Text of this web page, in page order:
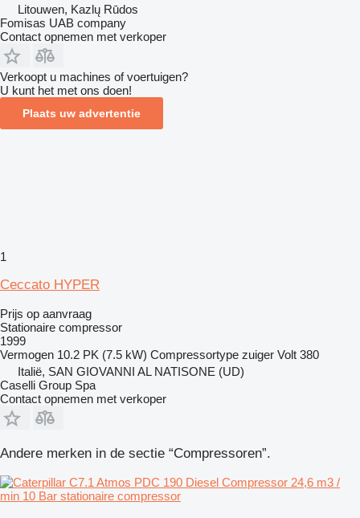
Litouwen, Kazlų Rūdos
Fomisas UAB company
Contact opnemen met verkoper
Verkoopt u machines of voertuigen?
U kunt het met ons doen!
Plaats uw advertentie
1
Ceccato HYPER
Prijs op aanvraag
Stationaire compressor
1999
Vermogen 10.2 PK (7.5 kW) Compressortype zuiger Volt 380
Italië, SAN GIOVANNI AL NATISONE (UD)
Caselli Group Spa
Contact opnemen met verkoper
Andere merken in de sectie “Compressoren”.